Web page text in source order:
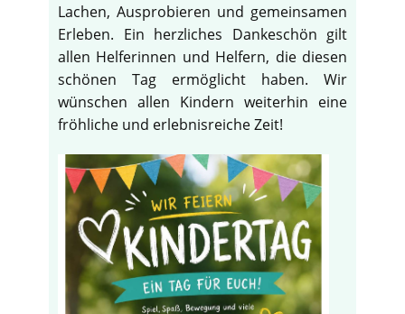
Lachen, Ausprobieren und gemeinsamen
Erleben. Ein herzliches Dankeschön gilt
allen Helferinnen und Helfern, die diesen
schönen Tag ermöglicht haben. Wir
wünschen allen Kindern weiterhin eine
fröhliche und erlebnisreiche Zeit!